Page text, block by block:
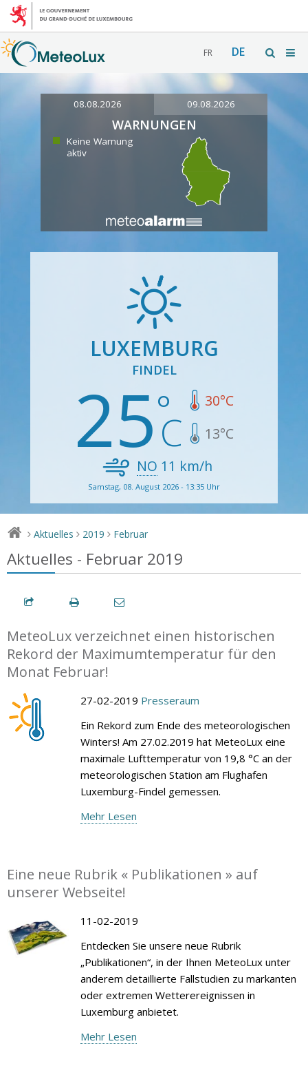
FR DE
08.08.2026 09.08.2026
WARNUNGEN
Keine Warnung
aktiv
LUXEMBURG
FINDEL
25 30°C
13°C
NO 11 km/h
Samstag, 08. August 2026 - 13:35 Uhr
> Aktuelles > 2019 > Februar
Aktuelles - Februar 2019
MeteoLux verzeichnet einen historischen
Rekord der Maximumtemperatur für den
Monat Februar!
27-02-2019 Presseraum
Ein Rekord zum Ende des meteorologischen
Winters! Am 27.02.2019 hat MeteoLux eine
maximale Lufttemperatur von 19,8 °C an der
meteorologischen Station am Flughafen
Luxemburg-Findel gemessen.
Mehr Lesen
Eine neue Rubrik « Publikationen » auf
unserer Webseite!
11-02-2019
Entdecken Sie unsere neue Rubrik
„Publikationen“, in der Ihnen MeteoLux unter
anderem detaillierte Fallstudien zu markanten
oder extremen Wetterereignissen in
Luxemburg anbietet.
Mehr Lesen